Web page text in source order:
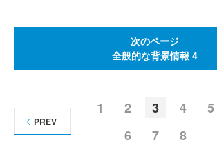
次のページ
全般的な背景情報 4
1 2 3 4
5
6
7 8
PREV